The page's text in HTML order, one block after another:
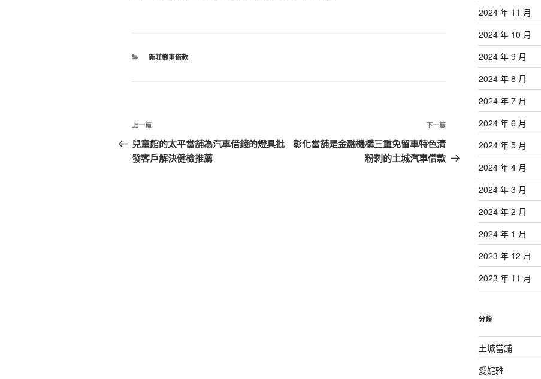
分
新莊機車借款
文
章
導
上
一
篇
上一篇
兒童館的太平當舖為汽車借錢的燈具批
發客戶解決健檢推薦
下
一
篇
下一篇
彰化當舖是金融機構三重免留車特色清
粉刺的土城汽車借款
2024 年 11 月
2024 年 10 月
2024 年 9 月
2024 年 8 月
2024 年 7 月
2024 年 6 月
2024 年 5 月
2024 年 4 月
2024 年 3 月
2024 年 2 月
2024 年 1 月
2023 年 12 月
2023 年 11 月
分類
土城當舖
愛妮雅